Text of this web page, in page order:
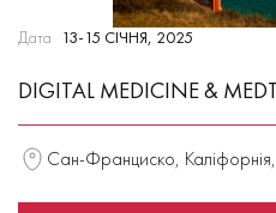
Дата 13-15 СІЧНЯ, 2025
DIGITAL MEDICINE &
Сан-Франциско,